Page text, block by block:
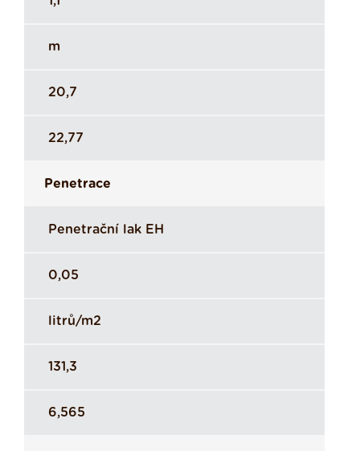
m
20,7
22,77
Penetrace
Penetrační lak EH
0,05
litrů/m2
131,3
6,565